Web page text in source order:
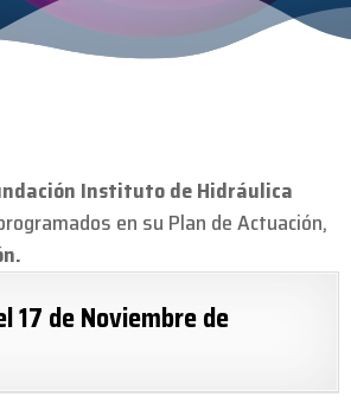
Instituto de Hidráulica
en su Plan de Actuación,
17 de Noviembre de